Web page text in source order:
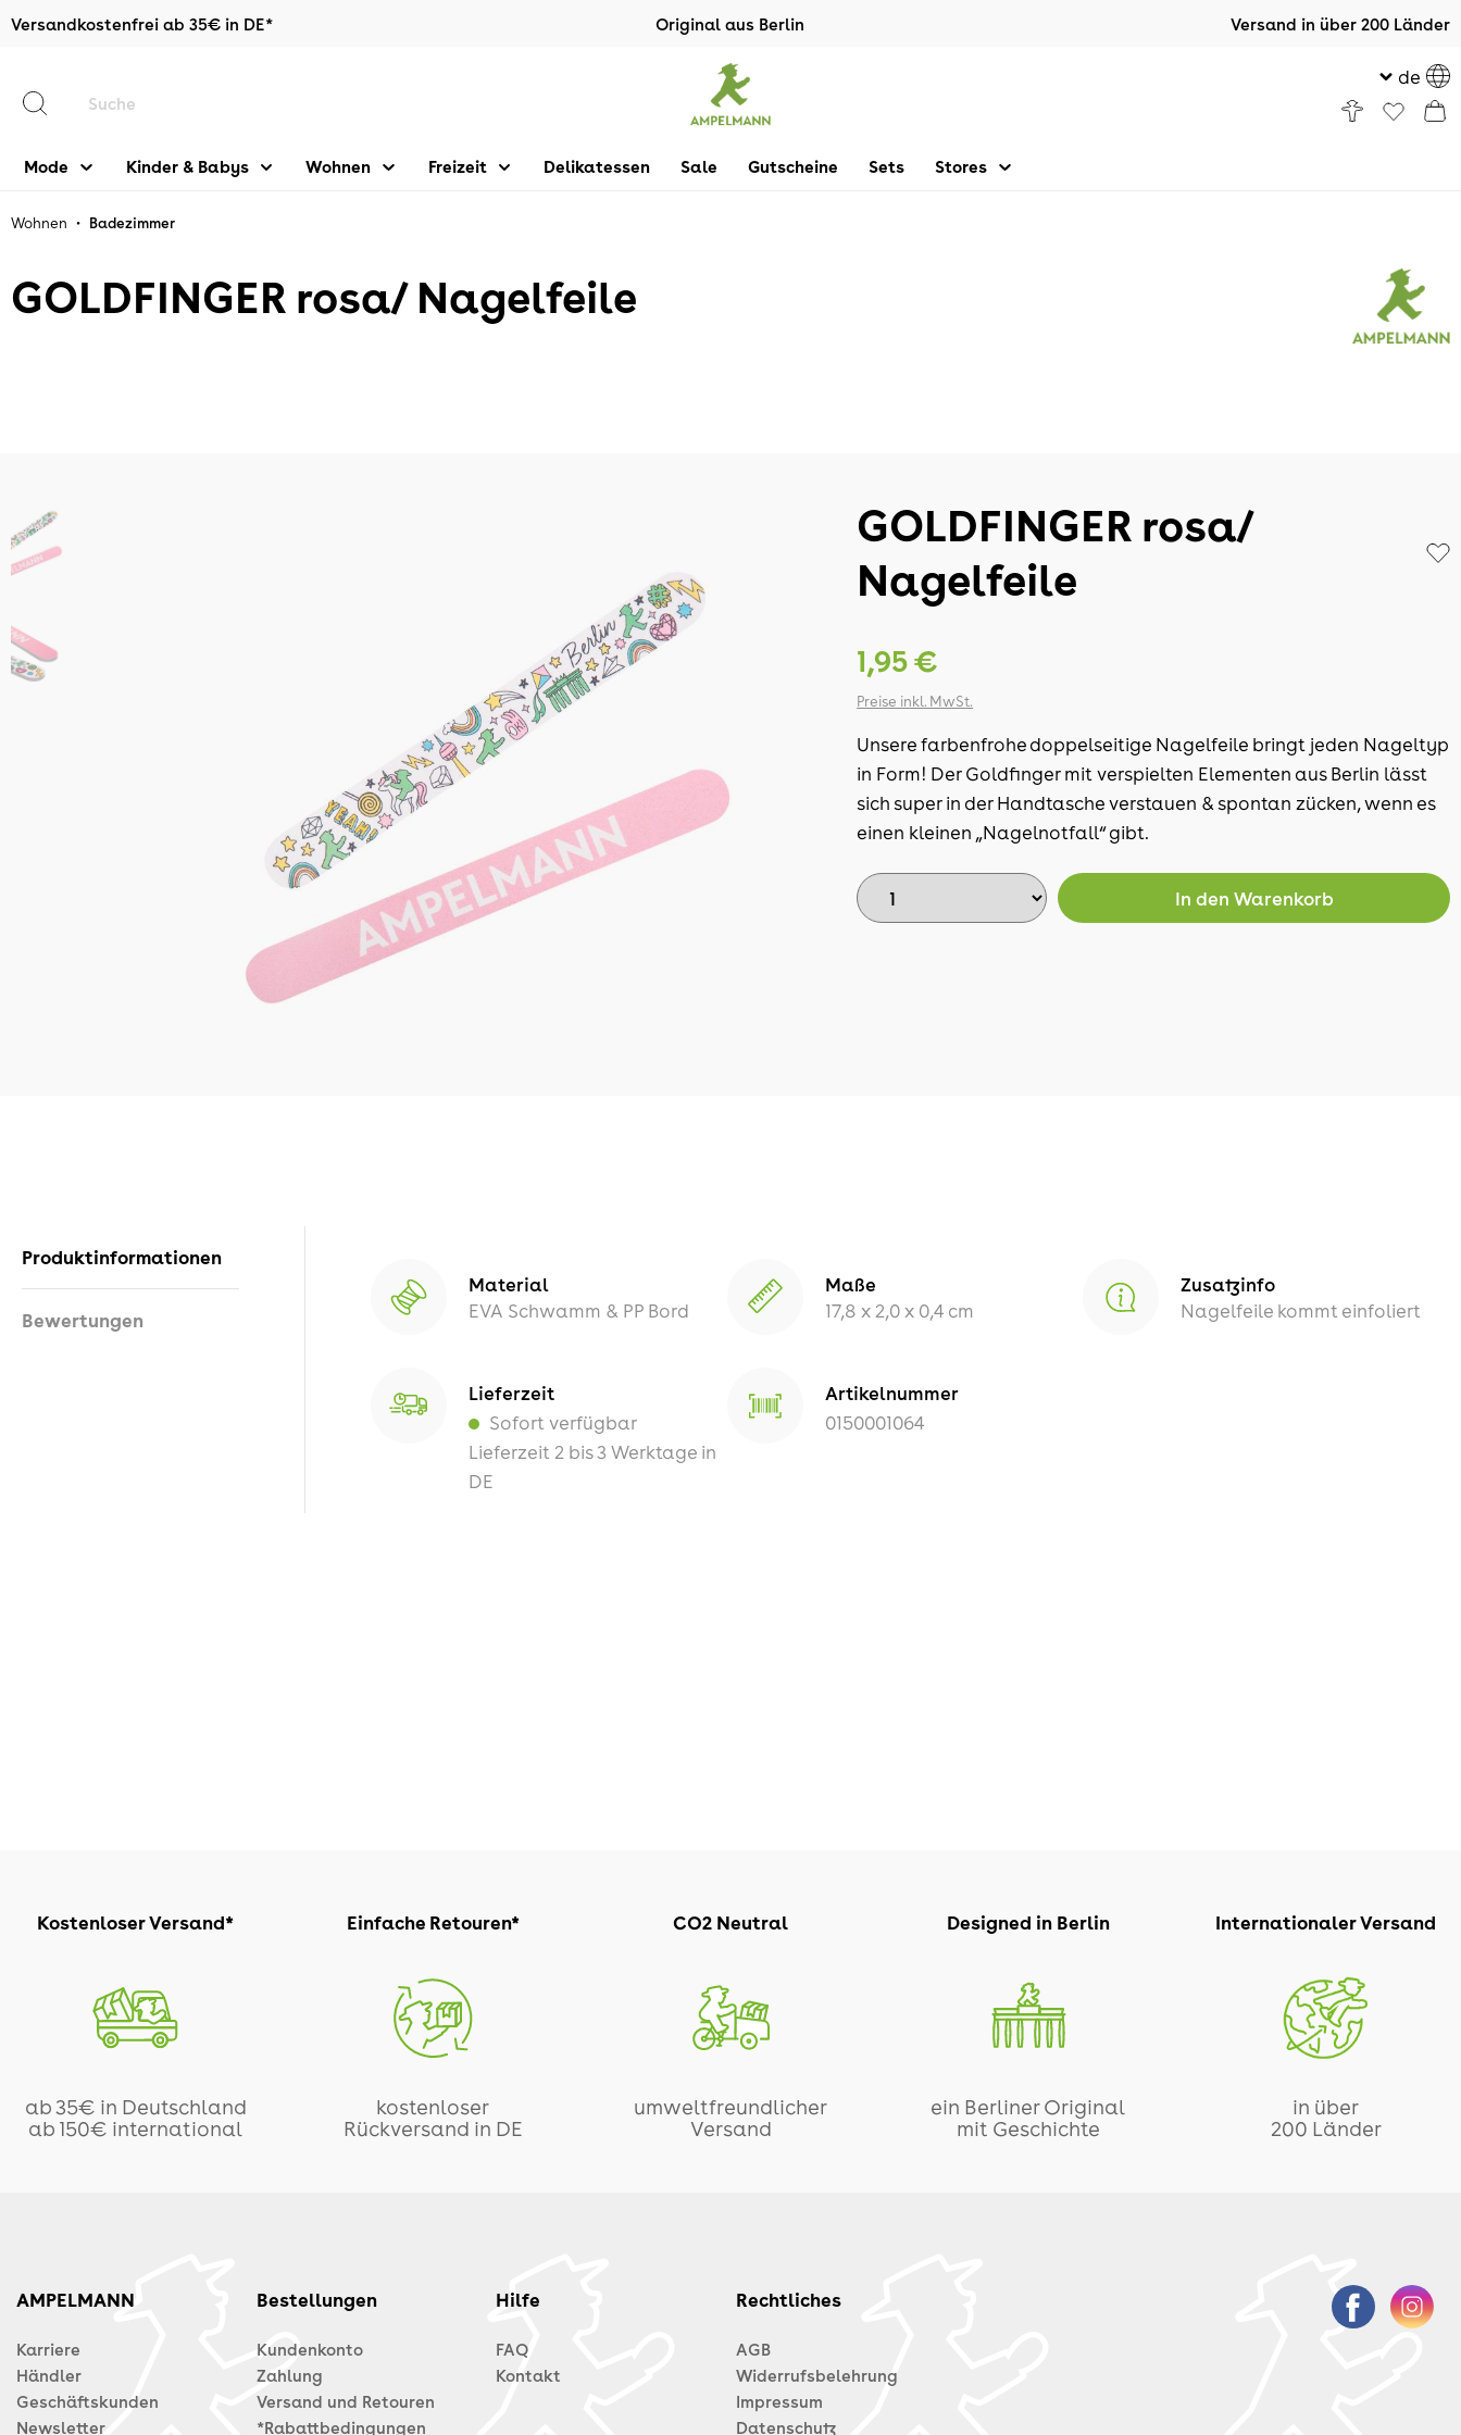
springen
Versandkostenfrei ab 35€ in DE* Original aus Berlin Versand in über 200 Länder
de
Mode Kinder & Babys Wohnen Freizeit Delikatessen Sale Gutscheine Sets Stores
Wohnen • Badezimmer
GOLDFINGER rosa/ Nagelfeile
GOLDFINGER rosa/
Nagelfeile
1,95 €
Preise inkl. MwSt.
Unsere farbenfrohe doppelseitige Nagelfeile bringt jeden Nageltyp
in Form! Der Goldfinger mit verspielten Elementen aus Berlin lässt
sich super in der Handtasche verstauen & spontan zücken, wenn es
einen kleinen „Nagelnotfall“ gibt.
In den Warenkorb
Produktinformationen
Bewertungen
Material
EVA Schwamm & PP Bord
Maße
17,8 x 2,0 x 0,4 cm
Zusatzinfo
Nagelfeile kommt einfoliert
Lieferzeit
Sofort verfügbar
Lieferzeit 2 bis 3 Werktage in
DE
Artikelnummer
0150001064
Kostenloser Versand*
ab 35€ in Deutschland
ab 150€ international
Einfache Retouren*
kostenloser
Rückversand in DE
CO2 Neutral
umweltfreundlicher
Versand
Designed in Berlin
ein Berliner Original
mit Geschichte
Internationaler Versand
in über
200 Länder
AMPELMANN
Karriere
Händler
Geschäftskunden
Newsletter
Bestellungen
Kundenkonto
Zahlung
Versand und Retouren
*Rabattbedingungen
Hilfe
FAQ
Kontakt
Rechtliches
AGB
Widerrufsbelehrung
Impressum
Datenschutz